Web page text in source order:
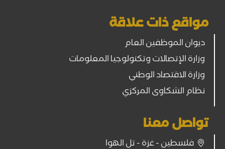
مواقع ذات علاقة
ديوان الموظفين العام
وزارة الإتصالات وتكنولوجيا المعلومات
وزارة الاقتصاد الوطني
نظام الشكاوى المركزي
تواصل معنا
فلسطين - غزة - تل الهوا